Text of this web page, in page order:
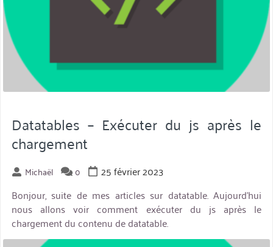
Datatables – Exécuter du js après le
chargement
Michaël 0
25 février 2023
Bonjour, suite de mes articles sur datatable. Aujourd’hui
nous allons voir comment exécuter du js après le
chargement du contenu de datatable.